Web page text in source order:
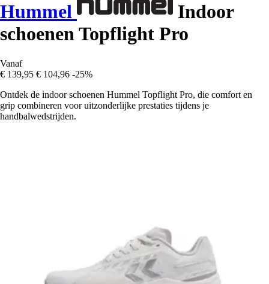
Hummel
Indoor
schoenen Topflight Pro
Vanaf
€ 139,95 € 104,96 -25%
Ontdek de indoor schoenen Hummel Topflight Pro, die comfort en
grip combineren voor uitzonderlijke prestaties tijdens je
handbalwedstrijden.